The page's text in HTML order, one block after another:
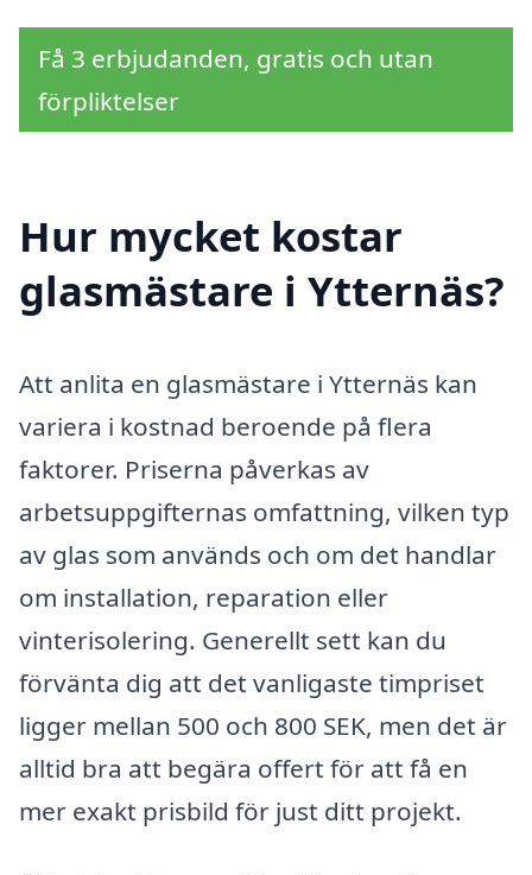
Få 3 erbjudanden, gratis och utan
förpliktelser
Hur mycket kostar
glasmästare i Ytternäs?
Att anlita en glasmästare i Ytternäs kan
variera i kostnad beroende på flera
faktorer. Priserna påverkas av
arbetsuppgifternas omfattning, vilken typ
av glas som används och om det handlar
om installation, reparation eller
vinterisolering. Generellt sett kan du
förvänta dig att det vanligaste timpriset
ligger mellan 500 och 800 SEK, men det är
alltid bra att begära offert för att få en
mer exakt prisbild för just ditt projekt.